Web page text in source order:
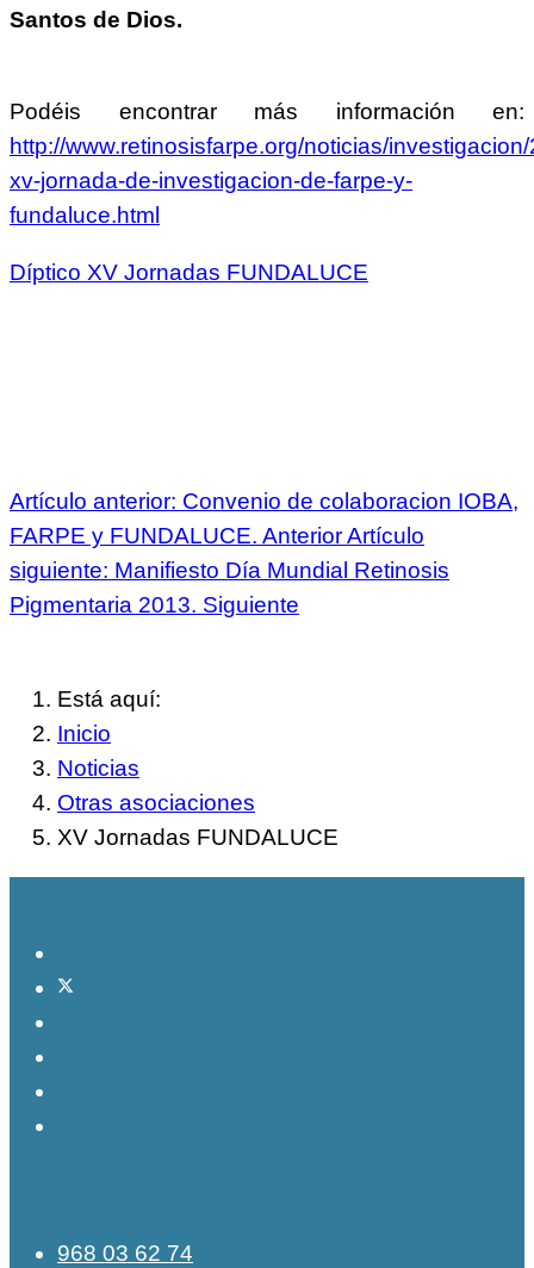
Santos de Dios.
Podéis encontrar más información en:
http://www.retinosisfarpe.org/noticias/
xv-jornada-de-investigacion-de-farpe-y-
fundaluce.html
Díptico XV Jornadas FUNDALUCE
Artículo anterior: Convenio de colaboracion IOBA,
FARPE y FUNDALUCE. AnteriorArtículo
siguiente: Manifiesto Día Mundial Retinosis
Pigmentaria 2013. Siguiente
Está aquí:
Inicio
Noticias
Otras asociaciones
XV Jornadas FUNDALUCE
968 03 62 74